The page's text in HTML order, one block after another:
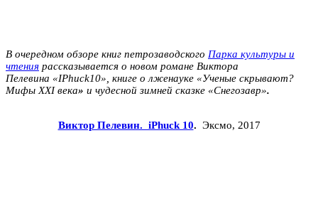
В очередном обзоре книг петрозаводского Парка культуры и
чтения рассказывается о новом романе Виктора
Пелевина «IPhuck10», книге о лженауке «Ученые скрывают?
Мифы XXI века» и чудесной зимней сказке «Снегозавр».
Виктор Пелевин. iPhuck 10. Эксмо, 2017